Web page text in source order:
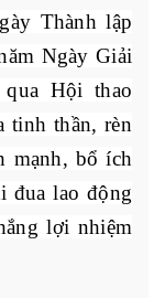
Thành lập
Ngày Giải
Hội thao
tinh thần, rèn
mạnh, bổ ích
đua lao động
lợi nhiệm